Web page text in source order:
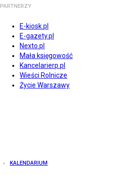
PARTNERZY
E-kiosk.pl
E-gazety.pl
Nexto.pl
Mała księgowość
Kancelarierp.pl
Wieści Rolnicze
Życie Warszawy
KALENDARIUM